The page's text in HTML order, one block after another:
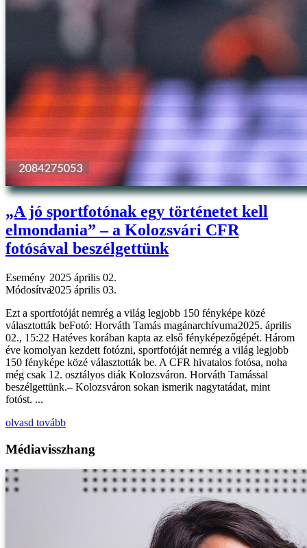
„A jó sportfotónak egy történetet kell
elmondania” – a Kolozsvári CFR
fotósával beszélgettünk
Esemény 2025 április 02.
Módosítva2025 április 03.
Ezt a sportfotóját nemrég a világ legjobb 150 fényképe közé
választották beFotó: Horváth Tamás magánarchívuma2025. április
02., 15:22 Hatéves korában kapta az első fényképezőgépét. Három
éve komolyan kezdett fotózni, sportfotóját nemrég a világ legjobb
150 fényképe közé választották be. A CFR hivatalos fotósa, noha
még csak 12. osztályos diák Kolozsváron. Horváth Tamással
beszélgettünk.– Kolozsváron sokan ismerik nagytatádat, mint
fotóst. ...
olvasd tovább
Médiavisszhang